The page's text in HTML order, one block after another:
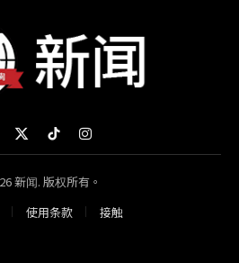
X
(Twitter)
TikTokInstagram
新闻. 版权所有。
使用条款 接触